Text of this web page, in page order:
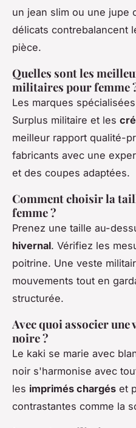
un jean slim ou une jupe
délicats contrebalancent
pièce.
Quelles sont les
militaires pour femme
Les marques
Surplus militaire et les
meilleur rapport qualité-
fabricants avec une
et des coupes adaptées.
Comment choisir la
femme ?
Prenez une taille au-
hivernal. Vérifiez les
poitrine. Une veste
mouvements tout en
structurée.
Avec quoi associer
noire ?
Le kaki se marie avec
noir s'harmonise avec
les imprimés chargés et
contrastantes comme la